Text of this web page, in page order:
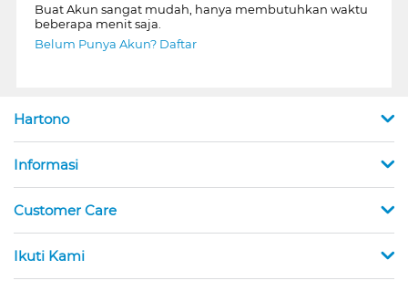
Buat Akun sangat mudah, hanya membutuhkan waktu
beberapa menit saja.
Belum Punya Akun? Daftar
Hartono
Informasi
Customer Care
Ikuti Kami